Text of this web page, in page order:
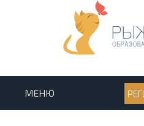
МЕНЮ